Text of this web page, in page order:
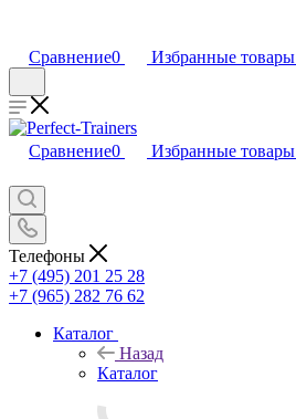
Сравнение0 Избранные товары
Сравнение0 Избранные товары
Телефоны
+7 (495) 201 25 28
+7 (965) 282 76 62
Каталог
Назад
Каталог